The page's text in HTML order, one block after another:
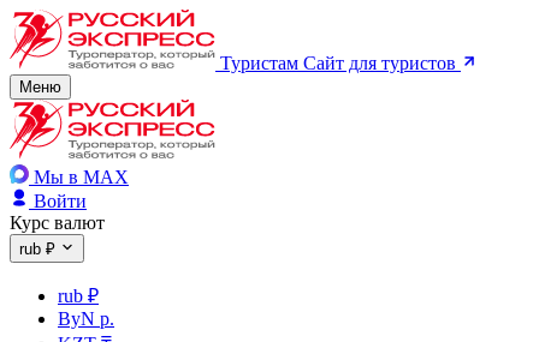
Туристам Сайт для туристов
Меню
Мы в MAX
Войти
Курс валют
rub ₽
rub ₽
ByN р.